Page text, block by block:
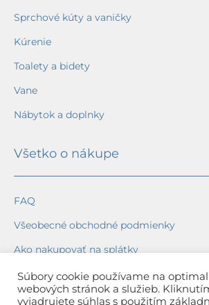
Sprchové kúty a vaničky
Kúrenie
Toalety a bidety
Vane
Nábytok a doplnky
Všetko o nákupe
FAQ
Všeobecné obchodné podmienky
Ako nakupovať na splátky
Ochrana osobných údajov
Reklamačný poriadok
Súbory cookie používame na
webových stránok a služieb.
vyjadrujete súhlas s použitím